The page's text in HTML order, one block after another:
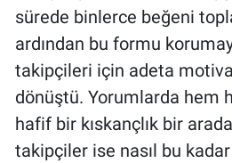
sürede binlerce beğeni
ardından bu formu
takipçileri için adeta
dönüştü. Yorumlarda hem
hafif bir kıskançlık bir
takipçiler ise nasıl bu kadar